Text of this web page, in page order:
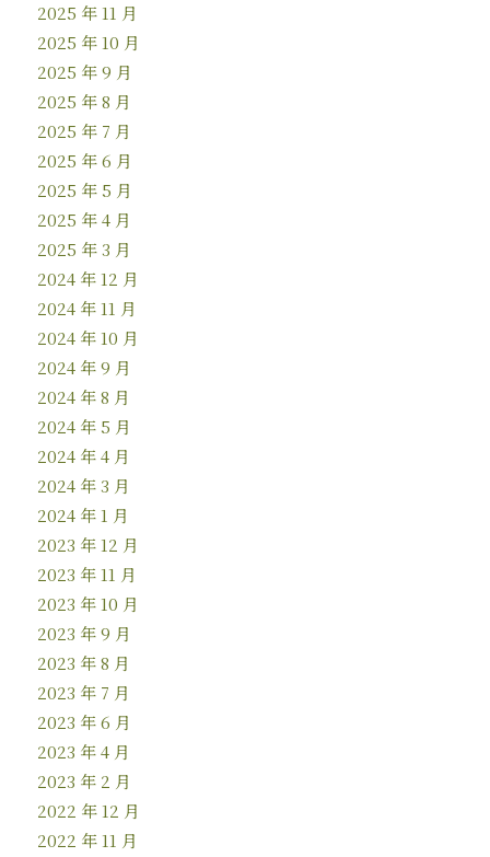
2025 年 11 月
2025 年 10 月
2025 年 9 月
2025 年 8 月
2025 年 7 月
2025 年 6 月
2025 年 5 月
2025 年 4 月
2025 年 3 月
2024 年 12 月
2024 年 11 月
2024 年 10 月
2024 年 9 月
2024 年 8 月
2024 年 5 月
2024 年 4 月
2024 年 3 月
2024 年 1 月
2023 年 12 月
2023 年 11 月
2023 年 10 月
2023 年 9 月
2023 年 8 月
2023 年 7 月
2023 年 6 月
2023 年 4 月
2023 年 2 月
2022 年 12 月
2022 年 11 月